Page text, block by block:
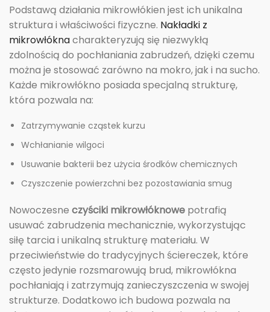
Podstawą działania mikrowłókien jest ich unikalna
struktura i właściwości fizyczne. Nakładki z
mikrowłóknacharakteryzują się niezwykłą
zdolnością do pochłaniania zabrudzeń, dzięki czemu
można je stosować zarówno na mokro, jak i na sucho.
Każde mikrowłókno posiada specjalną strukturę,
która pozwala na:
Zatrzymywanie cząstek kurzu
Wchłanianie wilgoci
Usuwanie bakterii bez użycia środków chemicznych
Czyszczenie powierzchni bez pozostawiania smug
Nowoczesne czyściki mikrowłóknowe potrafią
usuwać zabrudzenia mechanicznie, wykorzystując
siłę tarcia i unikalną strukturę materiału. W
przeciwieństwie do tradycyjnych ściereczek, które
często jedynie rozsmarowują brud, mikrowłókna
pochłaniają i zatrzymują zanieczyszczenia w swojej
strukturze. Dodatkowo ich budowa pozwala na